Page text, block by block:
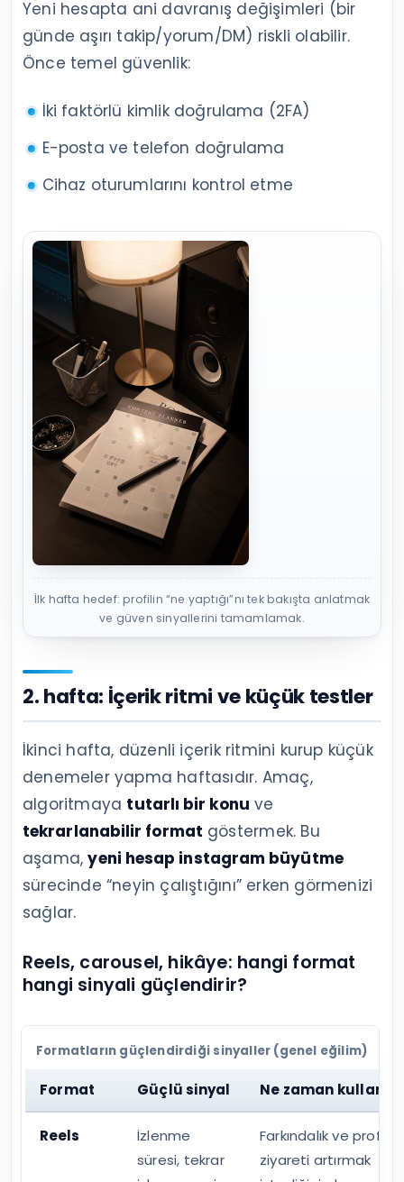
Yeni hesapta ani davranış değişimleri (bir
günde aşırı takip/yorum/DM) riskli olabilir.
Önce temel güvenlik:
İki faktörlü kimlik doğrulama (2FA)
E-posta ve telefon doğrulama
Cihaz oturumlarını kontrol etme
İlk hafta hedef: profilin “ne yaptığı”nı tek bakışta anlatmak
ve güven sinyallerini tamamlamak.
2. hafta: İçerik ritmi ve küçük testler
İkinci hafta, düzenli içerik ritmini kurup küçük
denemeler yapma haftasıdır. Amaç,
algoritmaya tutarlı bir konu ve
tekrarlanabilir format göstermek. Bu
aşama,yeni hesap instagram büyütme
sürecinde “neyin çalıştığını” erken görmenizi
sağlar.
Reels, carousel, hikâye: hangi format
hangi sinyali güçlendirir?
Formatların güçlendirdiği sinyaller (genel eğilim)
Format Güçlü sinyal Ne zaman
Reels
İzlenme
süresi, tekrar
Farkındalık ve profil
ziyareti artırmak